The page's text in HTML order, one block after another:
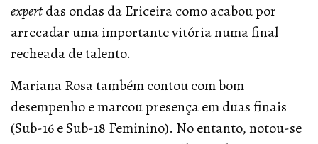
expertdas ondas da Ericeira como acabou por
arrecadar uma importante vitória numa final
recheada de talento.
Mariana Rosa também contou com bom
desempenho e marcou presença em duas finais
(Sub-16 e Sub-18 Feminino). No entanto, notou-se